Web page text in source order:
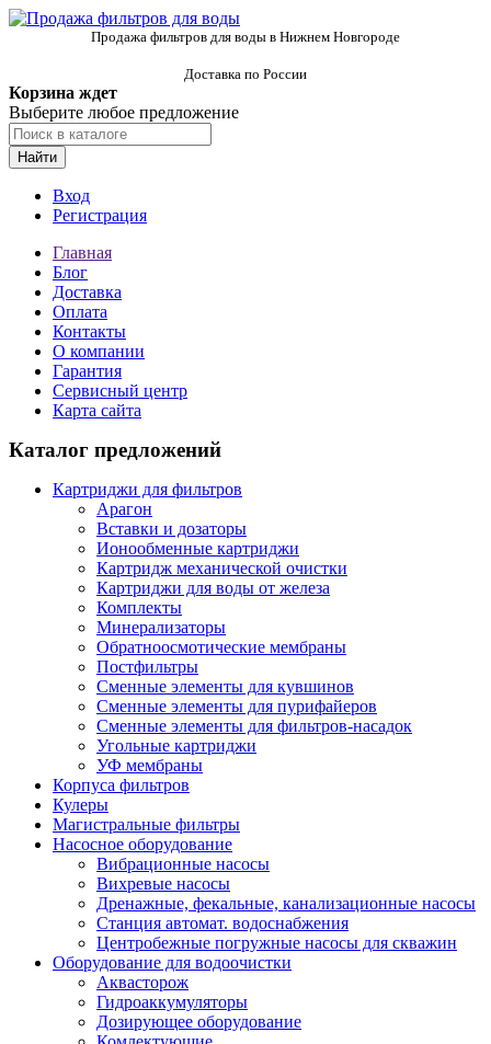
Продажа фильтров для воды в Нижнем Новгороде
Доставка по России
Корзина ждет
Выберите любое предложение
Найти
Вход
Регистрация
Главная
Блог
Доставка
Оплата
Контакты
О компании
Гарантия
Сервисный центр
Карта сайта
Каталог предложений
Картриджи для фильтров
Арагон
Вставки и дозаторы
Ионообменные картриджи
Картридж механической очистки
Картриджи для воды от железа
Комплекты
Минерализаторы
Обратноосмотические мембраны
Постфильтры
Сменные элементы для кувшинов
Сменные элементы для пурифайеров
Сменные элементы для фильтров-насадок
Угольные картриджи
УФ мембраны
Корпуса фильтров
Кулеры
Магистральные фильтры
Насосное оборудование
Вибрационные насосы
Вихревые насосы
Дренажные, фекальные, канализационные насосы
Станция автомат. водоснабжения
Центробежные погружные насосы для скважин
Оборудование для водоочистки
Аквасторож
Гидроаккумуляторы
Дозирующее оборудование